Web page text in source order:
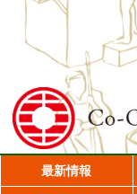
最新情報